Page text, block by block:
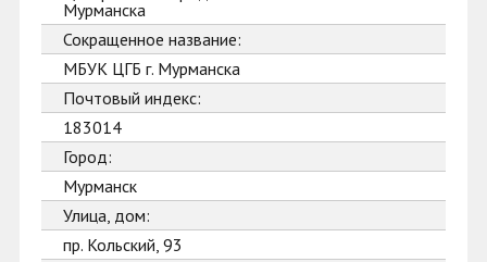
Мурманска
Сокращенное название:
МБУК ЦГБ г. Мурманска
Почтовый индекс:
183014
Город:
Мурманск
Улица, дом:
пр. Кольский, 93